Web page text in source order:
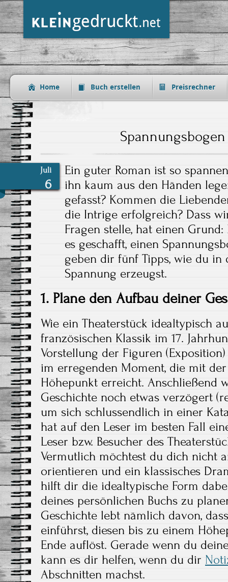
Home Buch erstellen Preisrechner
Juli
6
Ein guter Roman ist so
ihn kaum aus den Händen
gefasst? Kommen die
die Intrige erfolgreich? Dass
Fragen stelle, hat einen
es geschafft, einen
geben dir fünf Tipps, wie du in
Spannung erzeugst.
1. Plane den Aufbau deiner
Wie ein Theaterstück idealtypisch
französischen Klassik im 17.
Vorstellung der Figuren
im erregenden Moment, die mit
Höhepunkt erreicht. Anschließend
Geschichte noch etwas verzögert
um sich schlussendlich in einer
hat auf den Leser im besten Fall
Leser bzw. Besucher des
Vermutlich möchtest du dich nicht
orientieren und ein klassisches
hilft dir die idealtypische Form
deines persönlichen Buchs zu
Geschichte lebt nämlich davon,
einführst, diesen bis zu einem
Ende auflöst. Gerade wenn du
kann es dir helfen, wenn du dir
Abschnitten machst.